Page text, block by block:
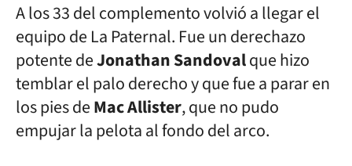
A los 33 del complemento volvió a llegar el
equipo de La Paternal. Fue un derechazo
potente deJonathan Sandovalque hizo
temblar el palo derecho y que fue a parar en
los pies deMac Allister, que no pudo
empujar la pelota al fondo del arco.